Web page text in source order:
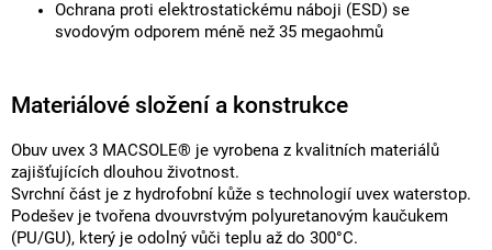
Ochrana proti elektrostatickému náboji (ESD) se
svodovým odporem méně než 35 megaohmů
Materiálové složení a konstrukce
Obuv uvex 3 MACSOLE® je vyrobena z kvalitních materiálů
zajišťujících dlouhou životnost.
Svrchní část je z hydrofobní kůže s technologií uvex waterstop.
Podešev je tvořena dvouvrstvým polyuretanovým kaučukem
(PU/GU), který je odolný vůči teplu až do 300°C.